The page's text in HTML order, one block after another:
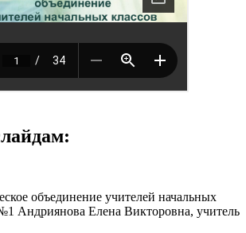
объединение учителей начальных
Андриянова Елена Викторовна, учитель